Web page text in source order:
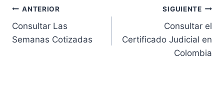
Navegación
de
ANTERIOR
Consultar Las
Semanas Cotizadas
SIGUIENTE
Consultar el
Certificado Judicial en
Colombia